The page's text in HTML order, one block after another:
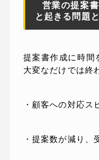
営業の提案
と起きる問題
提案書作成に時間
大変なだけでは終
・顧客への対応ス
・提案数が減り、